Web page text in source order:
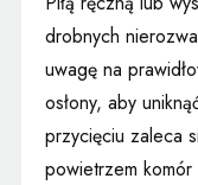
drobnych
uwagę na
osłony, aby
przycięciu zaleca
powietrzem